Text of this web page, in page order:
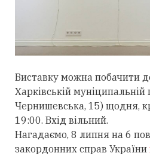
Виставку можна побачити
Харківській муніципальній
Чернишевська, 15) щодня,
19:00. Вхід вільний.
Нагадаємо, 8 липня на 6
закордонних справ України